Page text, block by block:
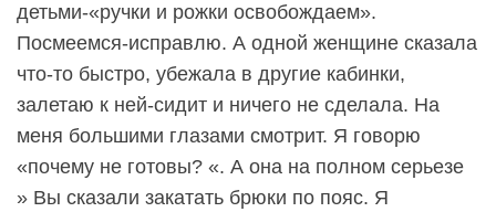
детьми-«ручки и рожки освобождаем».
Посмеемся-исправлю. А одной женщине сказала
что-то быстро, убежала в другие кабинки,
залетаю к ней-сидит и ничего не сделала. На
меня большими глазами смотрит. Я говорю
«почему не готовы? «. А она на полном серьезе
» Вы сказали закатать брюки по пояс. Я